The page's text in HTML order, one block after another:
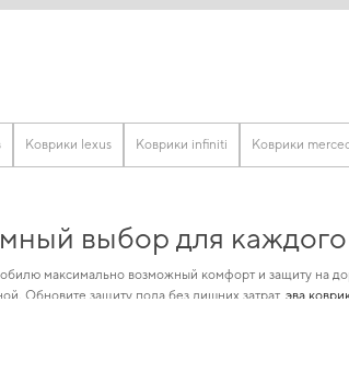
Коврики lexus Коврики infiniti Коврики
выбор для каждого
максимально возможный комфорт и защиту на
Обновите защиту пола без лишних затрат, эва